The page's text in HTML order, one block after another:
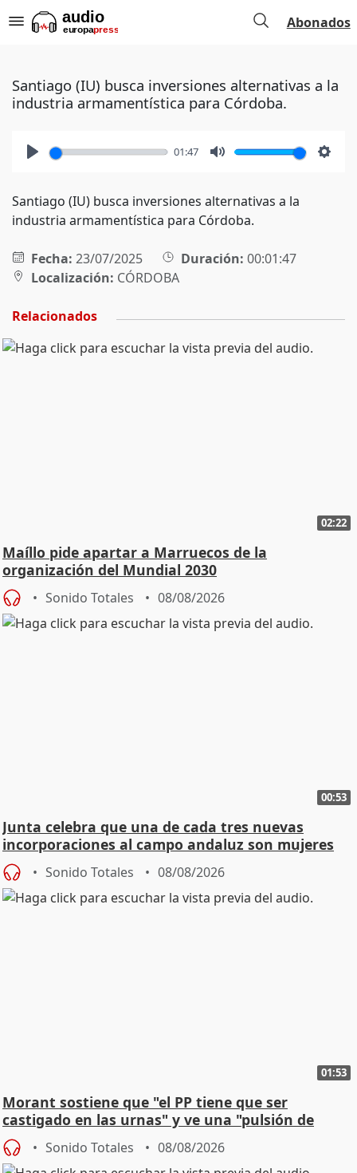
Abonados
Santiago (IU) busca inversiones alternativas a la
industria armamentística para Córdoba.
01:47
Santiago (IU) busca inversiones alternativas a la
industria armamentística para Córdoba.
Fecha: 23/07/2025 Duración: 00:01:47
Localización: CÓRDOBA
Relacionados
02:22
Maíllo pide apartar a Marruecos de la
organización del Mundial 2030
Sonido Totales 08/08/2026
00:53
Junta celebra que una de cada tres nuevas
incorporaciones al campo andaluz son mujeres
jóvenes
Sonido Totales 08/08/2026
01:53
Morant sostiene que "el PP tiene que ser
castigado en las urnas" y ve una "pulsión de
cambio"
Sonido Totales 08/08/2026